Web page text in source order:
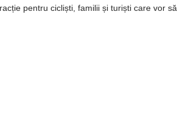
pentru cicliști, familii și turiști care vor să